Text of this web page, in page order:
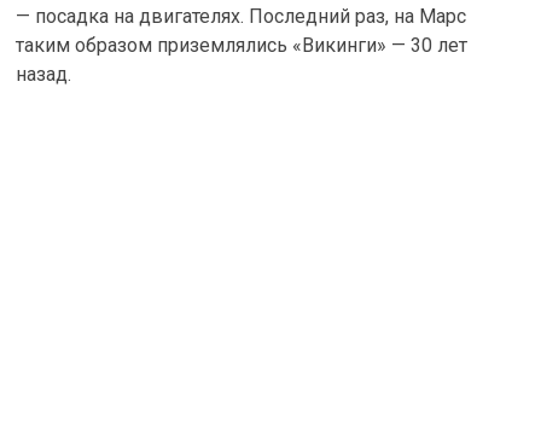
— посадка на двигателях. Последний раз, на Марс
таким образом приземлялись «Викинги» — 30 лет
назад.